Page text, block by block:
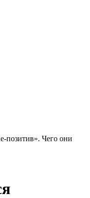
позитив». Чего они